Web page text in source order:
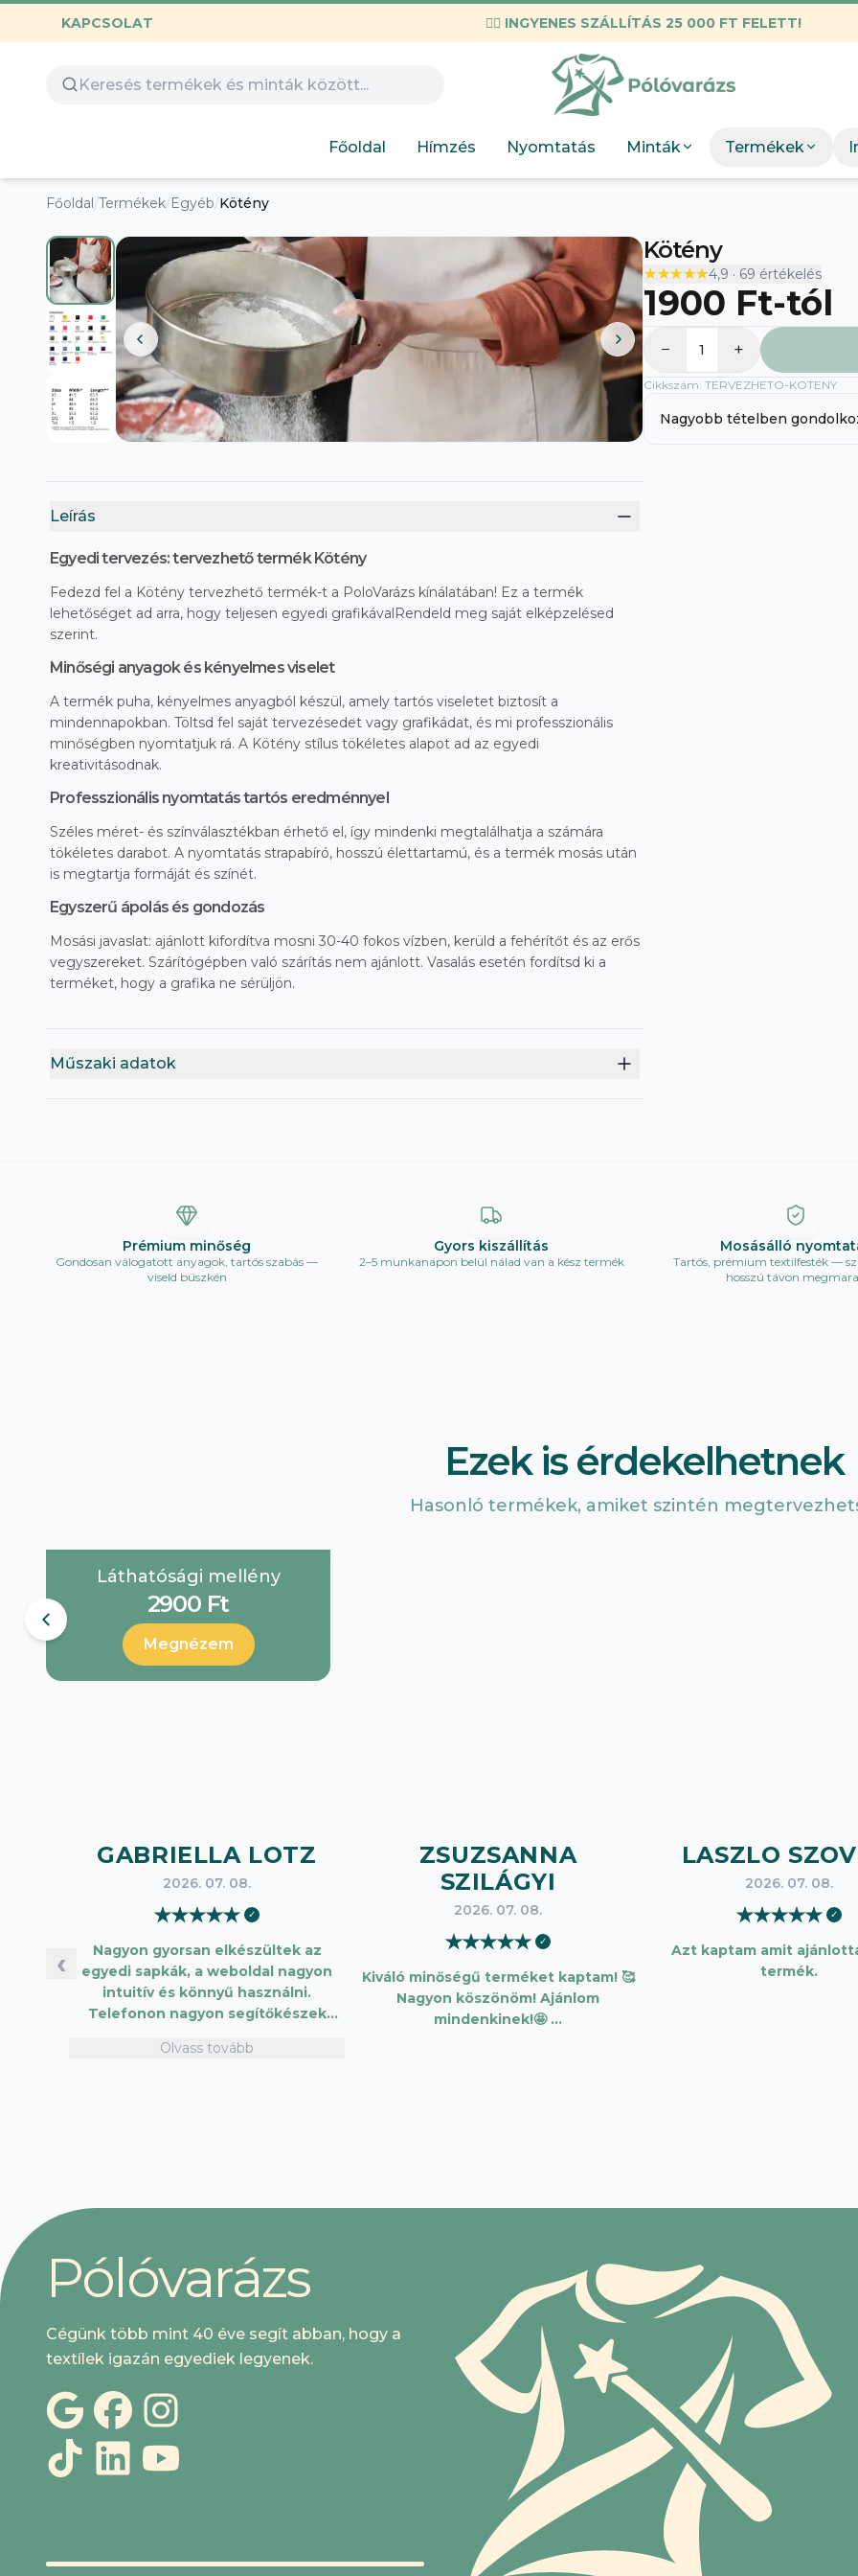
KAPCSOLAT ✌🏼 INGYENES SZÁLLÍTÁS 25 000 FT FELETT!
Főoldal Hímzés Nyomtatás Minták
Design
Gyerekeknek
Labubu
Munkahelyi
Neopunk
Panda
Szobor
KIEMELT
Termékek
DTF Bérnyomtatás
Főoldal/Termékek/Egyéb/Kötény
Leírás
Egyedi tervezés: tervezhető termék Kötény
Fedezd fel a Kötény tervezhető termék-t a PoloVarázs kínálatában! Ez a termék
lehetőséget ad arra, hogy teljesen egyedi grafikávalRendeld meg saját elképzelésed
szerint.
Minőségi anyagok és kényelmes viselet
A termék puha, kényelmes anyagból készül, amely tartós viseletet biztosít a
mindennapokban. Töltsd fel saját tervezésedet vagy grafikádat, és mi professzionális
minőségben nyomtatjuk rá. A Kötény stílus tökéletes alapot ad az egyedi
kreativitásodnak.
Professzionális nyomtatás tartós eredménnyel
Széles méret- és színválasztékban érhető el, így mindenki megtalálhatja a számára
tökéletes darabot. A nyomtatás strapabíró, hosszú élettartamú, és a termék mosás után
is megtartja formáját és színét.
Egyszerű ápolás és gondozás
Mosási javaslat: ajánlott kifordítva mosni 30-40 fokos vízben, kerüld a fehérítőt és az erős
vegyszereket. Szárítógépben való szárítás nem ajánlott. Vasalás esetén fordítsd ki a
terméket, hogy a grafika ne sérüljön.
Műszaki adatok
Kötény
★★★★★
★★★★★4,9 · 69 értékelés
1900 Ft-tól
− 1 +
Cikkszám: TERVEZHETO-KOTENY
Nagyobb tételben
Prémium minőség
Gondosan válogatott anyagok, tartós szabás —
viseld büszkén
Gyors kiszállítás
2–5 munkanapon belül nálad van a kész termék
Mosásálló
Tartós, prémium textilfesték —
hosszú távon
Ezek is érdekelhetnek
Hasonló termékek, amiket szintén
Láthatósági mellény
2900 Ft
Megnézem
‹
GABRIELLA LOTZ
2026. 07. 08.
★★★★★ ✓
Nagyon gyorsan elkészültek az
egyedi sapkák, a weboldal nagyon
intuitív és könnyű használni.
Telefonon nagyon segítőkészek
vásárolni. Plusz pont, hogy lehetett
Olvass tovább
ZSUZSANNA
SZILÁGYI
2026. 07. 08.
★★★★★ ✓
Kiváló minőségű terméket kaptam! 🥰
Nagyon köszönöm! Ajánlom
mindenkinek!🤩 …
LASZLO
2026. 07. 08.
★★★★★ ✓
Azt kaptam amit
termék.
Pólóvarázs
Cégünk több mint 40 éve segít abban, hogy a
textílek igazán egyediek legyenek.